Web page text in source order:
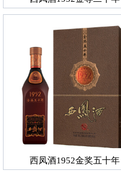
西凤酒1952金奖五十年